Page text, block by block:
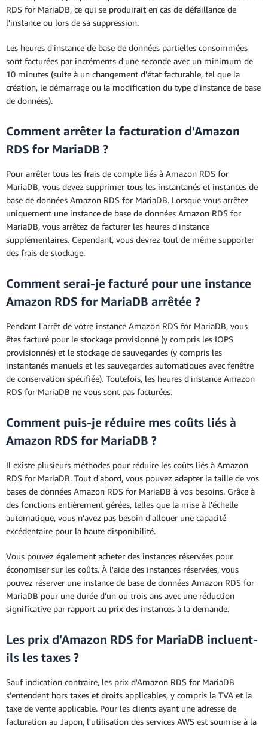
RDS for MariaDB, ce qui se produirait en cas de défaillance de
l'instance ou lors de sa suppression.
Les heures d'instance de base de données partielles consommées
sont facturées par incréments d'une seconde avec un minimum de
10 minutes (suite à un changement d'état facturable, tel que la
création, le démarrage ou la modification du type d'instance de base
de données).
Comment arrêter la facturation d'Amazon
RDS for MariaDB ?
Pour arrêter tous les frais de compte liés à Amazon RDS for
MariaDB, vous devez supprimer tous les instantanés et instances de
base de données Amazon RDS for MariaDB. Lorsque vous arrêtez
uniquement une instance de base de données Amazon RDS for
MariaDB, vous arrêtez de facturer les heures d'instance
supplémentaires. Cependant, vous devrez tout de même supporter
des frais de stockage.
Comment serai-je facturé pour une instance
Amazon RDS for MariaDB arrêtée ?
Pendant l'arrêt de votre instance Amazon RDS for MariaDB, vous
êtes facturé pour le stockage provisionné (y compris les IOPS
provisionnés) et le stockage de sauvegardes (y compris les
instantanés manuels et les sauvegardes automatiques avec fenêtre
de conservation spécifiée). Toutefois, les heures d'instance Amazon
RDS for MariaDB ne vous sont pas facturées.
Comment puis-je réduire mes coûts liés à
Amazon RDS for MariaDB ?
Il existe plusieurs méthodes pour réduire les coûts liés à Amazon
RDS for MariaDB. Tout d'abord, vous pouvez adapter la taille de vos
bases de données Amazon RDS for MariaDB à vos besoins. Grâce à
des fonctions entièrement gérées, telles que la mise à l'échelle
automatique, vous n'avez pas besoin d'allouer une capacité
excédentaire pour la haute disponibilité.
Vous pouvez également acheter des instances réservées pour
économiser sur les coûts. À l'aide des instances réservées, vous
pouvez réserver une instance de base de données Amazon RDS for
MariaDB pour une durée d'un ou trois ans avec une réduction
significative par rapport au prix des instances à la demande.
Les prix d'Amazon RDS for MariaDB incluent-
ils les taxes ?
Sauf indication contraire, les prix d'Amazon RDS for MariaDB
s'entendent hors taxes et droits applicables, y compris la TVA et la
taxe de vente applicable. Pour les clients ayant une adresse de
facturation au Japon, l'utilisation des services AWS est soumise à la